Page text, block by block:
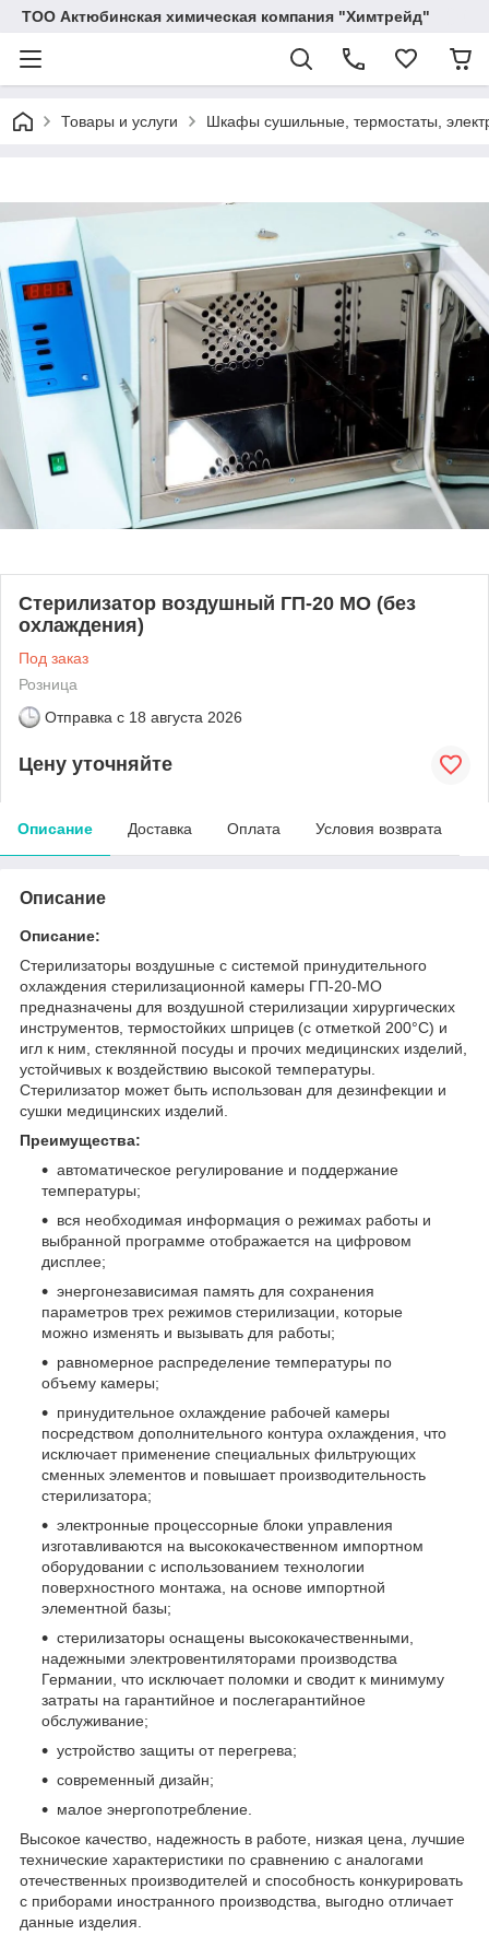
ТОО Актюбинская химическая компания "Химтрейд"
Товары и услуги Шкафы сушильные, термостаты,
Стерилизатор воздушный ГП-20 МО (без
охлаждения)
Под заказ
Розница
Отправка с 18 августа 2026
Цену уточняйте
Описание Доставка Оплата Условия возврата
Описание
Описание:
Стерилизаторы воздушные с системой принудительного
охлаждения стерилизационной камеры ГП-20-МО
предназначены для воздушной стерилизации хирургических
инструментов, термостойких шприцев (с отметкой 200°С) и
игл к ним, стеклянной посуды и прочих медицинских изделий,
устойчивых к воздействию высокой температуры.
Стерилизатор может быть использован для дезинфекции и
сушки медицинских изделий.
Преимущества:
автоматическое регулирование и поддержание
температуры;
вся необходимая информация о режимах работы и
выбранной программе отображается на цифровом
дисплее;
энергонезависимая память для сохранения
параметров трех режимов стерилизации, которые
можно изменять и вызывать для работы;
равномерное распределение температуры по
объему камеры;
принудительное охлаждение рабочей камеры
посредством дополнительного контура охлаждения, что
исключает применение специальных фильтрующих
сменных элементов и повышает производительность
стерилизатора;
электронные процессорные блоки управления
изготавливаются на высококачественном импортном
оборудовании с использованием технологии
поверхностного монтажа, на основе импортной
элементной базы;
стерилизаторы оснащены высококачественными,
надежными электровентиляторами производства
Германии, что исключает поломки и сводит к минимуму
затраты на гарантийное и послегарантийное
обслуживание;
устройство защиты от перегрева;
современный дизайн;
малое энергопотребление.
Высокое качество, надежность в работе, низкая цена, лучшие
технические характеристики по сравнению с аналогами
отечественных производителей и способность конкурировать
с приборами иностранного производства, выгодно отличает
данные изделия.